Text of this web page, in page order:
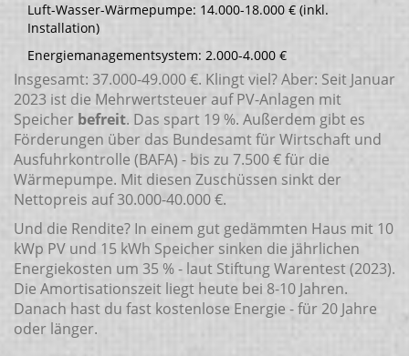
Luft-Wasser-Wärmepumpe: 14.000-18.000 € (inkl.
Installation)
Energiemanagementsystem: 2.000-4.000 €
Insgesamt: 37.000-49.000 €. Klingt viel? Aber: Seit Januar
2023 ist die Mehrwertsteuer auf PV-Anlagen mit
Speicher befreit. Das spart 19 %. Außerdem gibt es
Förderungen über das Bundesamt für Wirtschaft und
Ausfuhrkontrolle (BAFA) - bis zu 7.500 € für die
Wärmepumpe. Mit diesen Zuschüssen sinkt der
Nettopreis auf 30.000-40.000 €.
Und die Rendite? In einem gut gedämmten Haus mit 10
kWp PV und 15 kWh Speicher sinken die jährlichen
Energiekosten um 35 % - laut Stiftung Warentest (2023).
Die Amortisationszeit liegt heute bei 8-10 Jahren.
Danach hast du fast kostenlose Energie - für 20 Jahre
oder länger.